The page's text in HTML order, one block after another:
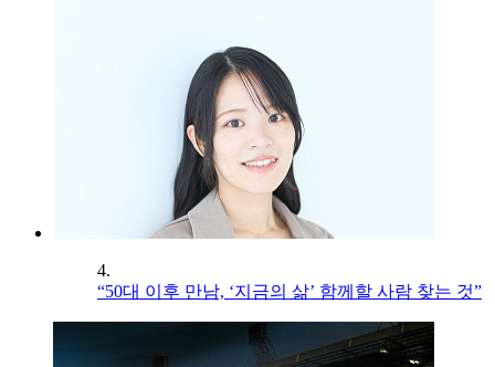
4.
“50대 이후 만남, ‘지금의 삶’ 함께할 사람 찾는 것”